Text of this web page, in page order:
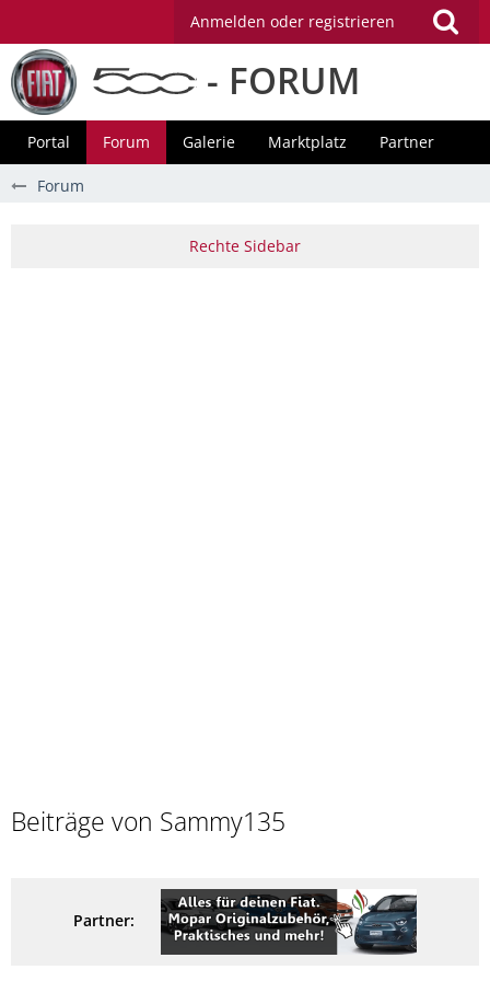
Anmelden oder registrieren
- FORUM
Portal Forum Galerie Marktplatz Partner
Forum
Beiträge von Sammy135
Partner: